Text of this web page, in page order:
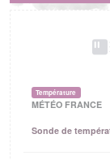
Température
MÉTÉO FRANCE
Sonde de